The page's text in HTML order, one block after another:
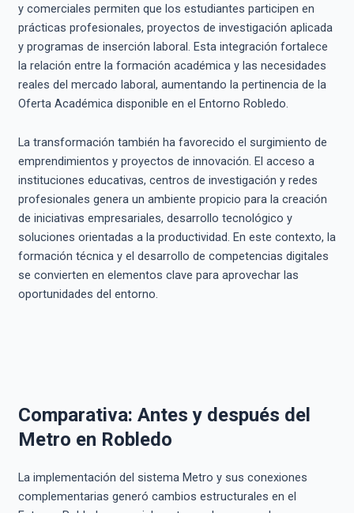
y comerciales permiten que los estudiantes participen en
prácticas profesionales, proyectos de investigación aplicada
y programas de inserción laboral. Esta integración fortalece
la relación entre la formación académica y las necesidades
reales del mercado laboral, aumentando la pertinencia de la
Oferta Académica disponible en el Entorno Robledo.
La transformación también ha favorecido el surgimiento de
emprendimientos y proyectos de innovación. El acceso a
instituciones educativas, centros de investigación y redes
profesionales genera un ambiente propicio para la creación
de iniciativas empresariales, desarrollo tecnológico y
soluciones orientadas a la productividad. En este contexto, la
formación técnica y el desarrollo de competencias digitales
se convierten en elementos clave para aprovechar las
oportunidades del entorno.
Comparativa: Antes y después del
Metro en Robledo
La implementación del sistema Metro y sus conexiones
complementarias generó cambios estructurales en el